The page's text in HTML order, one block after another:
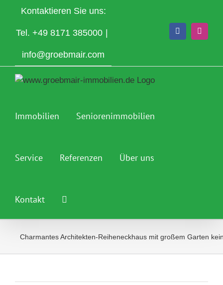
springen
Kontaktieren Sie uns:
Tel. +49 8171 385000
info@groebmair.com
Facebook
Immobilien Seniorenimmobilien
Service Referenzen Über uns
Kontakt
Charmantes Architekten-Reiheneckhaus mit großem Garten